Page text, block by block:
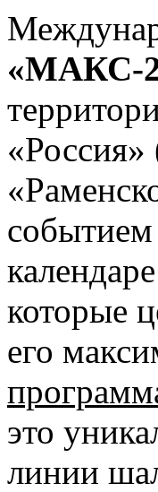
«МАКС-
событием
которые
его
это
линии